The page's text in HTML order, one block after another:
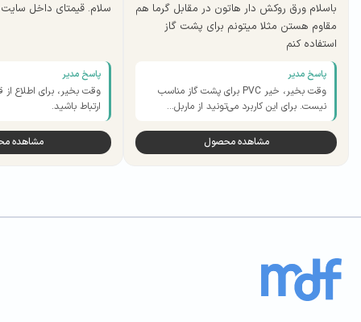
باسلام ورق روکش دار هاتون در مقابل گرما هم
مقاوم هستن مثلا میتونم برای پشت گاز
استفاده کنم
پاسخ مدیر
وقت بخیر، خیر PVC برای پشت گاز مناسب
نیست. برای این کاربرد می‌تونید از ماربل…
مشاهده محصول
سلام. قیمتای داخل سایت
پاسخ مدیر
وقت بخیر، برای اطلاع از
ارتباط باشید.
مشاهده